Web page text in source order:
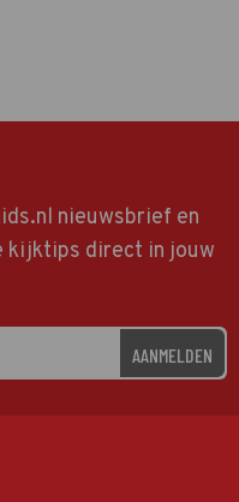
nieuwsbrief en
kijktips direct in jouw
AANMELDEN